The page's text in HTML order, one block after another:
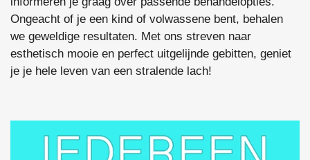
Ongeacht of je een kind of volwassene bent, behalen
we geweldige resultaten. Met ons streven naar
esthetisch mooie en perfect uitgelijnde gebitten, geniet
je je hele leven van een stralende lach!